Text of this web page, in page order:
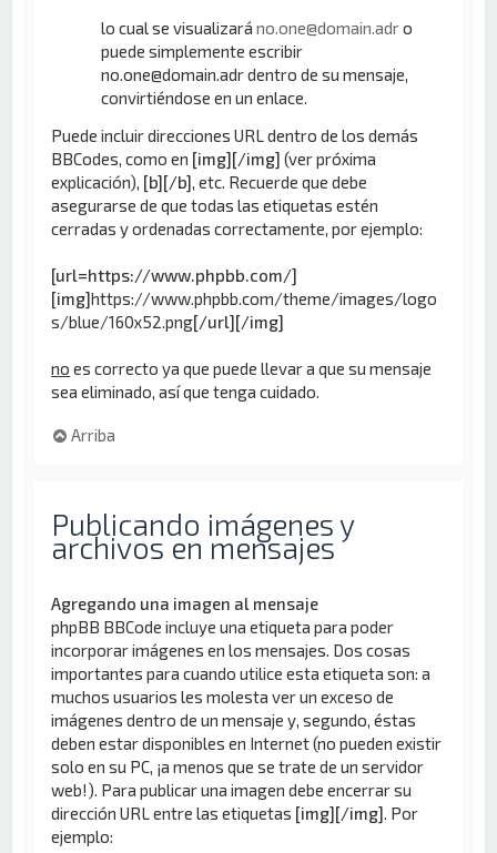
lo cual se visualizaráno.one@domain.adro
puede simplemente escribir
no.one@domain.adr dentro de su mensaje,
convirtiéndose en un enlace.
Puede incluir direcciones URL dentro de los demás
BBCodes, como en [img][/img] (ver próxima
explicación), [b][/b], etc. Recuerde que debe
asegurarse de que todas las etiquetas estén
cerradas y ordenadas correctamente, por ejemplo:
[url=https://www.phpbb.com/]
[img]https://www.phpbb.com/theme/images/logo
s/blue/160x52.png[/url][/img]
no es correcto ya que puede llevar a que su mensaje
sea eliminado, así que tenga cuidado.
Arriba
Publicando imágenes y
archivos en mensajes
Agregando una imagen al mensaje
phpBB BBCode incluye una etiqueta para poder
incorporar imágenes en los mensajes. Dos cosas
importantes para cuando utilice esta etiqueta son: a
muchos usuarios les molesta ver un exceso de
imágenes dentro de un mensaje y, segundo, éstas
deben estar disponibles en Internet (no pueden existir
solo en su PC, ¡a menos que se trate de un servidor
web!). Para publicar una imagen debe encerrar su
dirección URL entre las etiquetas [img][/img]. Por
ejemplo: